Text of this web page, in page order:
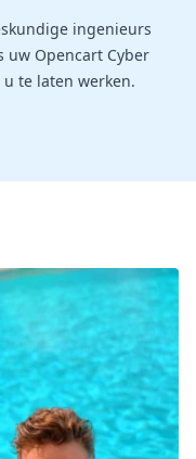
ingenieurs
uw Opencart Cyber
te laten werken.